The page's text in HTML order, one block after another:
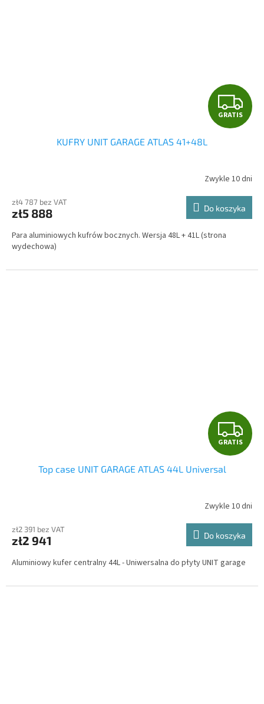
G
R
T
I
S
GRATIS
KUFRY UNIT GARAGE ATLAS 41+48L
Zwykle 10 dni
zł4 787 bez VAT
zł5 888 Do koszyka
Para aluminiowych kufrów bocznych. Wersja 48L + 41L (strona
wydechowa)
G
R
T
I
S
GRATIS
Top case UNIT GARAGE ATLAS 44L Universal
Zwykle 10 dni
zł2 391 bez VAT
zł2 941 Do koszyka
Aluminiowy kufer centralny 44L - Uniwersalna do płyty UNIT garage